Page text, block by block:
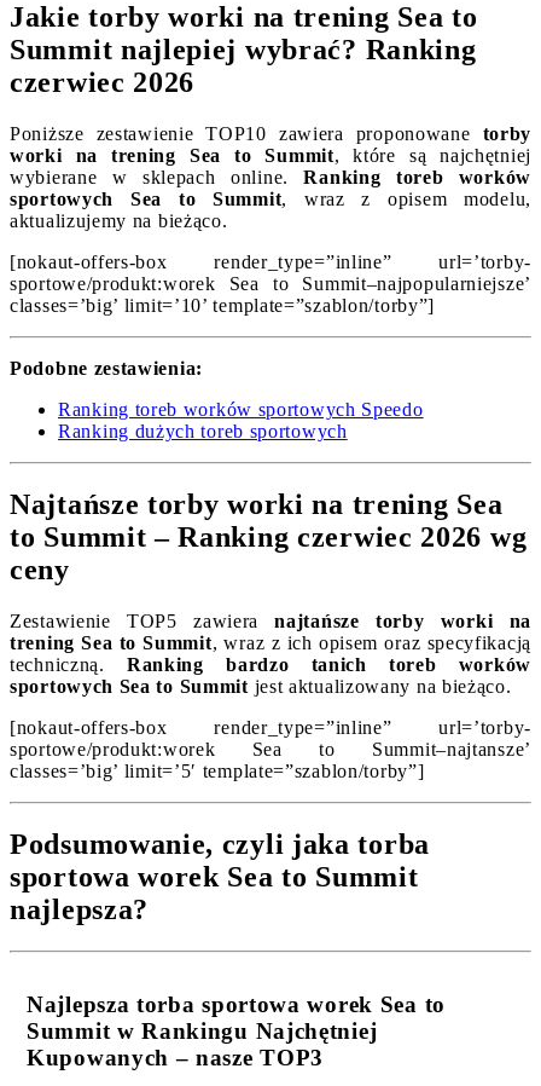
Jakie torby worki na trening Sea to
Summit najlepiej wybrać? Ranking
czerwiec 2026
Poniższe zestawienie TOP10 zawiera proponowane torby
worki na trening Sea to Summit, które są najchętniej
wybierane w sklepach online.Ranking toreb worków
sportowych Sea to Summit, wraz z opisem modelu,
aktualizujemy na bieżąco.
[nokaut-offers-box render_type=”inline” url=’torby-
sportowe/produkt:worek Sea to Summit–najpopularniejsze’
classes=’big’ limit=’10’ template=”szablon/torby”]
Podobne zestawienia:
Ranking toreb worków sportowych Speedo
Ranking dużych toreb sportowych
Najtańsze torby worki na trening Sea
to Summit – Ranking czerwiec 2026 wg
ceny
Zestawienie TOP5 zawieranajtańsze torby worki na
trening Sea to Summit, wraz z ich opisem oraz specyfikacją
techniczną. Ranking bardzo tanich toreb worków
sportowych Sea to Summit jest aktualizowany na bieżąco.
[nokaut-offers-box render_type=”inline” url=’torby-
sportowe/produkt:worek Sea to Summit–najtansze’
classes=’big’ limit=’5′ template=”szablon/torby”]
Podsumowanie, czyli jaka torba
sportowa worek Sea to Summit
najlepsza?
Najlepsza torba sportowa worek Sea to
Summit w Rankingu Najchętniej
Kupowanych – nasze TOP3